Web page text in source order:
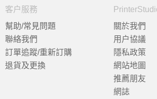
客户服務
幫助/常見問題
聯絡我們
訂單追蹤/重新訂購
退貨及更換
關於我們
用户協議
隱私政策
網站地圖
推薦朋友
網誌